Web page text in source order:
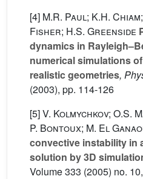
[4] M.R. Paul; K.H.
Fisher; H.S. Greenside
dynamics in
numerical simulations
realistic geometries,
(2003), pp. 114-126
[5]V. Kolmychkov; O.S.
P. Bontoux; M. El
convective instability in
solution by 3D
Volume 333 (2005) no.